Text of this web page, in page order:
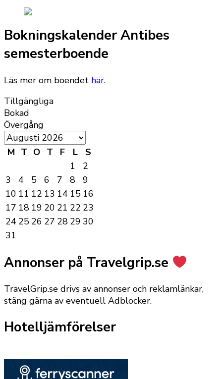
Bokningskalender Antibes
semesterboende
Läs mer om boendet här.
Tillgängliga
Bokad
Övergång
M T O T F L
S
1
2
3
4 5 6 7 8
9
10 11 12 13 14 15 16
17 18 19 20 21 22 23
24 25 26 27 28 29 30
31
Annonser på Travelgrip.se
TravelGrip.se drivs av annonser och reklamlänkar,
stäng gärna av eventuell Adblocker.
Hotelljämförelser